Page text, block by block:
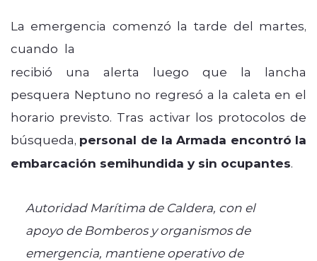
La emergencia comenzó la tarde del martes,
cuando la
recibió una alerta luego que la lancha
pesquera Neptuno no regresó a la caleta en el
horario previsto. Tras activar los protocolos de
búsqueda, personal de la Armada encontró la
embarcación semihundida y sin ocupantes.
Autoridad Marítima de Caldera, con el
apoyo de Bomberos y organismos de
emergencia, mantiene operativo de